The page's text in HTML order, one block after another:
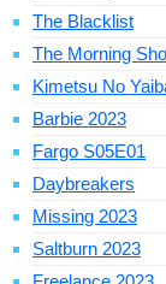
The Blacklist
The Morning
Kimetsu No
Barbie 2023
Fargo S05E01
Daybreakers
Missing 2023
Saltburn 2023